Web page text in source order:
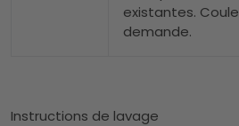
existantes.
demande.
Instructions de lavage